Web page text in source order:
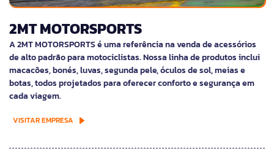
2MT MOTORSPORTS
A 2MT MOTORSPORTS é uma referência na venda de acessórios
de alto padrão para motociclistas. Nossa linha de produtos inclui
macacões, bonés, luvas, segunda pele, óculos de sol, meias e
botas, todos projetados para oferecer conforto e segurança em
cada viagem.
VISITAR EMPRESA